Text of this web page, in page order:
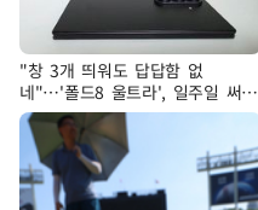
"창 3개 띄워도 답답함 없
네"…'폴드8 울트라', 일주일 써보
니